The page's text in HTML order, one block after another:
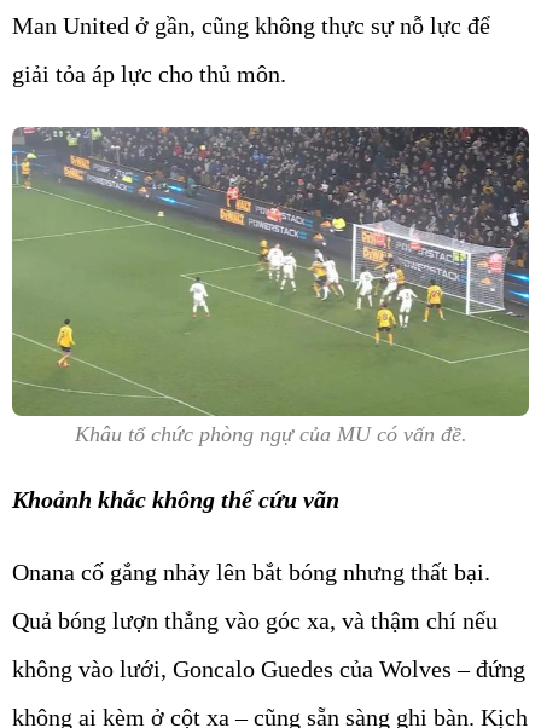
Man United ở gần, cũng không thực sự nỗ lực để
giải tỏa áp lực cho thủ môn.
Khâu tổ chức phòng ngự của MU có vấn đề.
Khoảnh khắc không thể cứu vãn
Onana cố gắng nhảy lên bắt bóng nhưng thất bại.
Quả bóng lượn thẳng vào góc xa, và thậm chí nếu
không vào lưới, Goncalo Guedes của Wolves – đứng
không ai kèm ở cột xa – cũng sẵn sàng ghi bàn. Kịch